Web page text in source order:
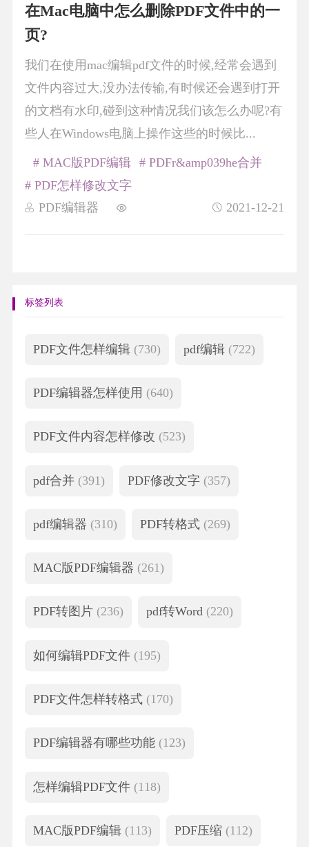
在Mac电脑中怎么删除PDF文件中的一
页?
我们在使用mac编辑pdf文件的时候,经常会遇到
文件内容过大,没办法传输,有时候还会遇到打开
的文档有水印,碰到这种情况我们该怎么办呢?有
些人在Windows电脑上操作这些的时候比...
PDF编辑器 2021-12-21
# MAC版PDF编辑
# PDFr&amp039he合并
# PDF怎样修改文字
标签列表
PDF文件怎样编辑 (730) pdf编辑 (722)
PDF编辑器怎样使用 (640)
PDF文件内容怎样修改 (523)
pdf合并 (391) PDF修改文字 (357)
pdf编辑器 (310) PDF转格式 (269)
MAC版PDF编辑器 (261)
PDF转图片 (236) pdf转Word (220)
如何编辑PDF文件 (195)
PDF文件怎样转格式 (170)
PDF编辑器有哪些功能 (123)
怎样编辑PDF文件 (118)
MAC版PDF编辑 (113) PDF压缩 (112)